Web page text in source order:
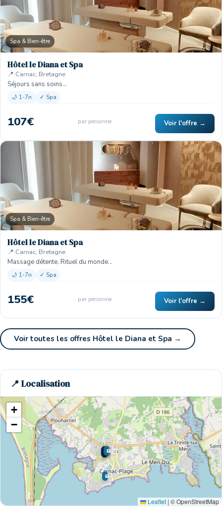
Spa & Bien-être
Hôtel le Diana et Spa
📍 Carnac, Bretagne
Séjours sans soins…
🌙 1-7n ✓ Spa
107€ par personne Voir l'offre →
Spa & Bien-être
Hôtel le Diana et Spa
📍 Carnac, Bretagne
Massage détente, Rituel du monde…
🌙 1-7n ✓ Spa
155€ par personne Voir l'offre →
Voir toutes les offres Hôtel le Diana et Spa →
📍 Localisation
🌊 Ici
🏨
🏨
🏨
🏨
🏨
🏨
+
−
Leaflet | © OpenStreetMap